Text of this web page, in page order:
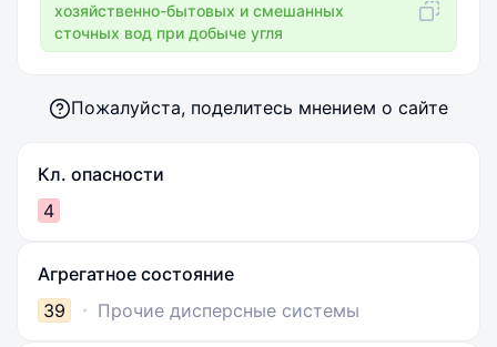
хозяйственно-бытовых и смешанных
сточных вод при добыче угля
Пожалуйста, поделитесь мнением о сайте
Кл. опасности
4
Агрегатное состояние
39
Прочие дисперсные системы